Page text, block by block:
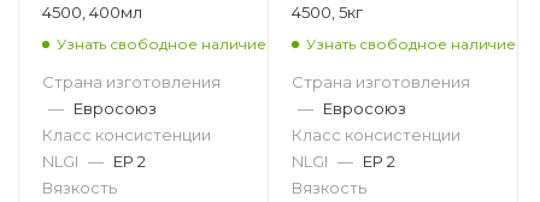
4500, 400мл
Узнать свободное наличие
Страна изготовления
— Евросоюз
Класс консистенции
NLGI — EP 2
Вязкость
4500, 5кг
Узнать свободное наличие
Страна изготовления
— Евросоюз
Класс консистенции
NLGI — EP 2
Вязкость